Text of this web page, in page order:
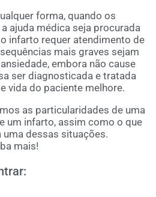
forma, quando os
ajuda médica seja procurada
infarto requer atendimento de
mais graves sejam
embora não cause
ser diagnosticada e tratada
vida do paciente melhore.
as particularidades de uma
um infarto, assim como o que
dessas situações.
mais!